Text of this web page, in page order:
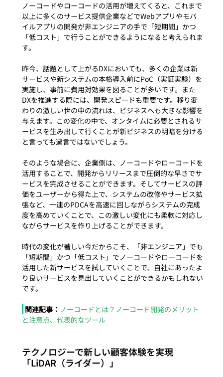
ノーコードやローコードの活用が増えてくると、これまで
以上に多くのサービス提供企業などでWebアプリやモバ
イルアプリの開発が非エンジニアの手で「短期間」かつ
「低コスト」で行うことができるようになると考えられま
す。
昨今、話題として上がるDXにおいても、多くの企業は新
サービスや新システムの本格導入前にPoC（実証実験）を
実施し、事前に費用対効果を図ることが多いです。また
DXを推進する際には、開発スピードも重要です。移り変
わりの激しい世の中の流れは、ビジネスへも大きな影響を
与えます。この変化の中で、オンタイムに必要とされるサ
ービスを生み出して行くことが新ビジネスの明暗を分ける
と言っても過言ではないでしょう。
そのような場合に、企業側は、ノーコードやローコードを
活用することで、開発からリリースまで圧倒的な早さでサ
ービスを完成させることができます。そしてサービスの評
価をユーザーから得た上で、システムの改修やサービス拡
張など、一連のPDCAを高速に回しながらシステムの完成
度を高めていくことで、この激しい変化にも柔軟に対応し
ながらサービスを作り上げることができます。
時代の変化が著しい今だからこそ、「非エンジニア」でも
「短期間」かつ「低コスト」でノーコードやローコードを
活用した新サービスを試していくことで、自社にあったよ
り良いサービスを見出していくことができるかもしれない
関連記事： ノーコードとは？ノーコード開発のメリット
と注意点、代表的なツール
テクノロジーで新しい顧客体験を実現
「LiDAR（ライダー）」